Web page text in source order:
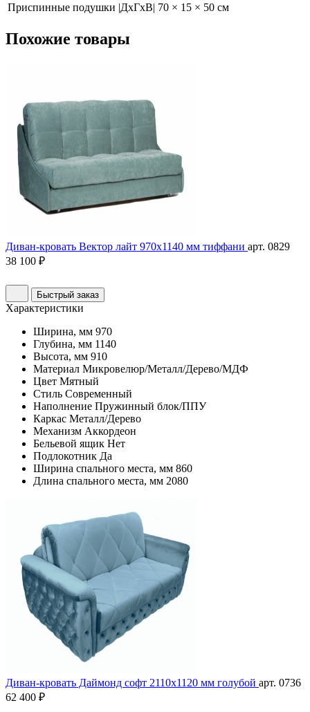
Приспинные подушки |ДхГхВ| 70 × 15 × 50 см
Похожие товары
Диван-кровать Вектор лайт 970х1140 мм тиффани арт. 0829
38 100 ₽
Быстрый заказ
Характеристики
Ширина, мм 970
Глубина, мм 1140
Высота, мм 910
Материал Микровелюр/Металл/Дерево/МДФ
Цвет Мятный
Стиль Современный
Наполнение Пружинный блок/ППУ
Каркас Металл/Дерево
Механизм Аккордеон
Бельевой ящик Нет
Подлокотник Да
Ширина спального места, мм 860
Длина спального места, мм 2080
Диван-кровать Даймонд софт 2110х1120 мм голубой арт. 0736
62 400 ₽